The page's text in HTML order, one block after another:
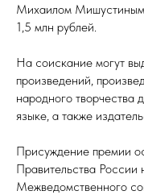
Михаилом
1,5 млн рублей.
На соискание могут
произведений,
народного творчества
языке, а также
Присуждение премии
Правительства
Межведомственного